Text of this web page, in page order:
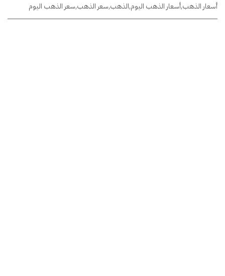
أسعار الذهب,أسعار الذهب اليوم,الذهب,سعر الذهب,سعر الذهب اليوم